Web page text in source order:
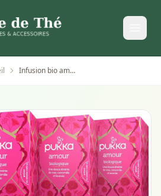
Infusion bio amour pukka herbs - lot de 4